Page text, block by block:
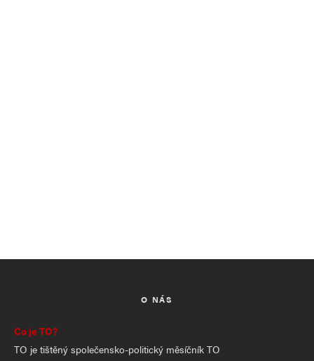
O NÁS
Co je TO?
TO je tištěný společensko-politický měsíčník TO